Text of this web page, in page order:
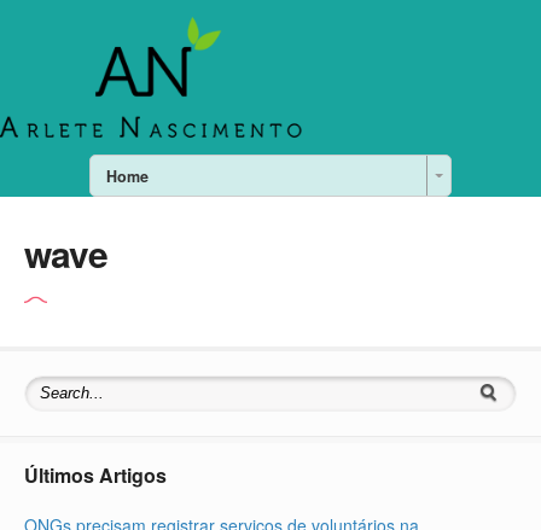
Home
wave
Últimos Artigos
ONGs precisam registrar serviços de voluntários na